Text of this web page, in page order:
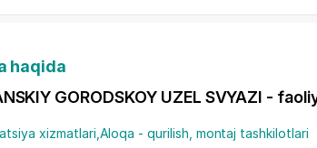
haqida
GORODSKOY UZEL SVYAZI -
xizmatlari Aloqa - qurilish, montaj tashkilotlari